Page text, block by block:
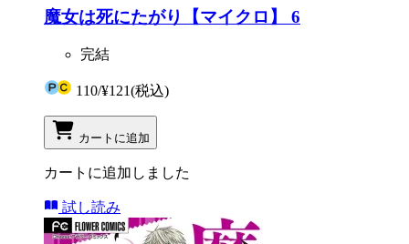
魔女は死にたがり【マイクロ】 6
完結
110/¥121(税込)
カートに追加
カートに追加しました
試し読み